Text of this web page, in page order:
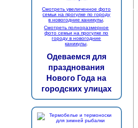
Смотреть увеличенное фото
семьи на прогулке по городу
в новогодние каникулы.
Смотреть полноразмерное
фото семьи на прогулке по
городу в новогодние
каникулы.
Одеваемся для
празднования
Нового Года на
городских улицах